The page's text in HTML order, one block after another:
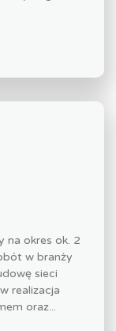
na okres ok. 2
w branży
sieci
realizacja
oraz...